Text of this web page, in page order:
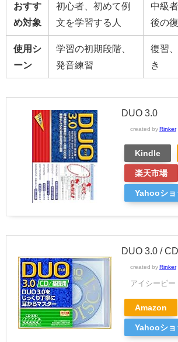
おすす
め対象
初心者、初めて例
文を学習する人
中級
後の
使用シ
ーン
学習の初期段階、
発音練習
復習
き
DUO 3.0
created by Rinker
Kindle
楽天市場
Yahooショ
DUO 3.0 /
created by Rinker
アイシーピー
Amazon
Yahooショ